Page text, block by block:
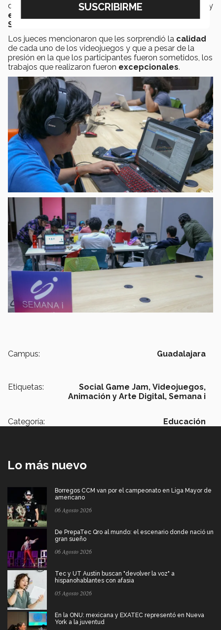
de los patrocinadores. Sin embargo, se realizaron
y
entregas de kits
Social Game Jam
Los jueces mencionaron que les sorprendió la calidad
de cada uno de los videojuegos y que a pesar de la
presión en la que los participantes fueron sometidos, los
trabajos que realizaron fueron excepcionales.
Campus: Guadalajara
Etiquetas: Social Game Jam, Videojuegos,
Animación y Arte Digital, Semana i
Categoría: Educación
Lo más nuevo
Borregos CCM van por el campeonato en Liga Mayor de
americano
06 Agosto 2026
De PrepaTec Qro al mundo: el escenario donde nació un
gran sueño
06 Agosto 2026
Tec y UT Austin buscan "devolver la voz" a
hispanohablantes con afasia
05 Agosto 2026
En la ONU: mexicana y EXATEC representó en Nueva
York a la juventud